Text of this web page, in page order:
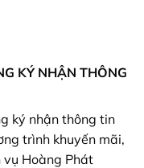
KÝ NHẬN THÔNG
ký nhận thông tin
trình khuyến mãi,
vụ Hoàng Phát